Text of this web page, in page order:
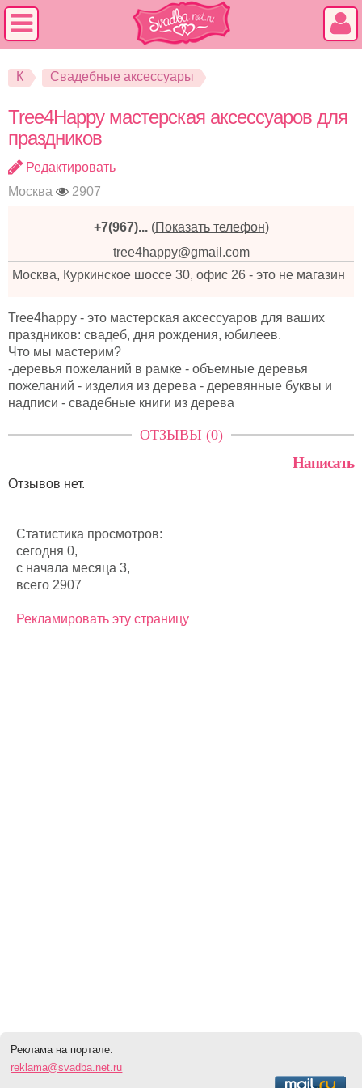
К Свадебные аксессуары
Tree4Happy мастерская аксессуаров для
праздников
Редактировать
Москва
2907
+7(967)... (Показать телефон)
tree4happy@gmail.com
Москва, Куркинское шоссе 30, офис 26 - это не магазин
Tree4happy - это мастерская аксессуаров для ваших
праздников: свадеб, дня рождения, юбилеев.
Что мы мастерим?
-деревья пожеланий в рамке - объемные деревья
пожеланий - изделия из дерева - деревянные буквы и
надписи - свадебные книги из дерева
ОТЗЫВЫ (0)
Написать
Отзывов нет.
Статистика просмотров:
сегодня 0,
с начала месяца 3,
всего 2907
Рекламировать эту страницу
Реклама на портале:
reklama@svadba.net.ru